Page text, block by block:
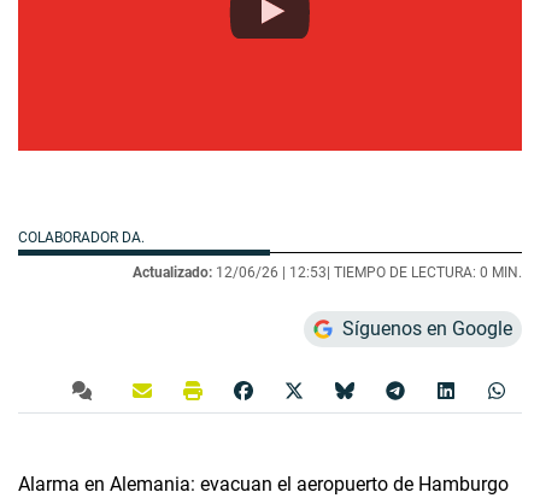
COLABORADOR DA.
Actualizado: 12/06/26 | 12:53 | TIEMPO DE LECTURA: 0 MIN.
Síguenos en Google
Alarma en Alemania: evacuan el aeropuerto de Hamburgo